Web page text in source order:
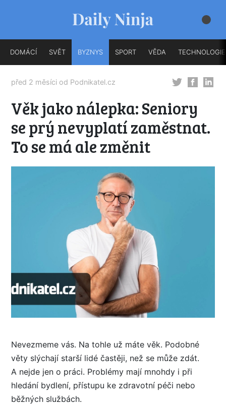
DOMÁCÍ SVĚT BYZNYS SPORT VĚDA TECHNOLOGIE
před 2 měsíci od Podnikatel.cz
Věk jako nálepka: Seniory
se prý nevyplatí zaměstnat.
To se má ale změnit
Nevezmeme vás. Na tohle už máte věk. Podobné
věty slýchají starší lidé častěji, než se může zdát.
A nejde jen o práci. Problémy mají mnohdy i při
hledání bydlení, přístupu ke zdravotní péči nebo
běžných službách.